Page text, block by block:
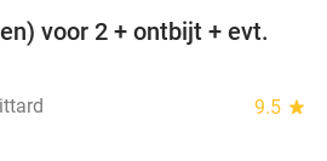
33%
voor 2 + ontbijt + evt.
9.5 star